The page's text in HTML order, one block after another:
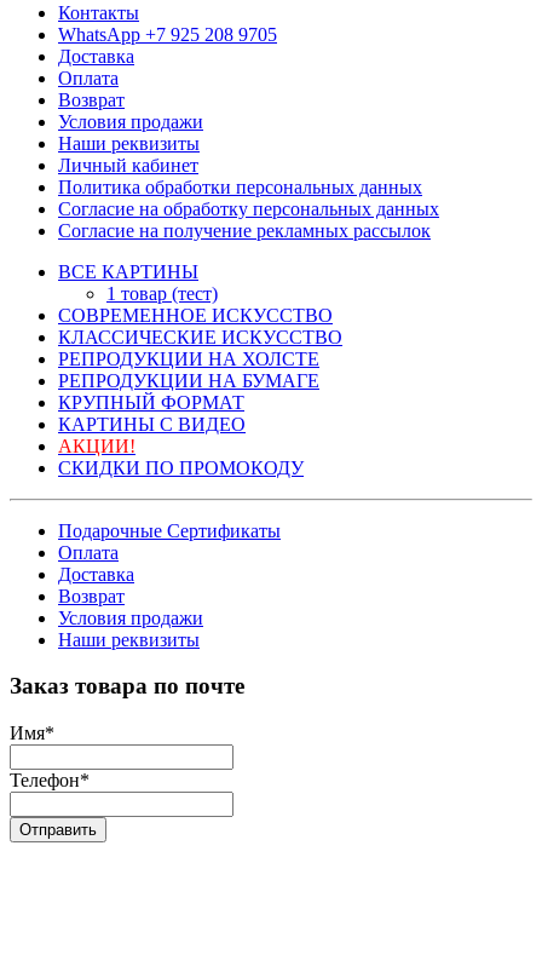
Контакты
WhatsApp +7 925 208 9705
Доставка
Оплата
Возврат
Условия продажи
Наши реквизиты
Личный кабинет
Политика обработки персональных данных
Согласие на обработку персональных данных
Согласие на получение рекламных рассылок
ВСЕ КАРТИНЫ
1 товар (тест)
СОВРЕМЕННОЕ ИСКУССТВО
КЛАССИЧЕСКИЕ ИСКУССТВО
РЕПРОДУКЦИИ НА ХОЛСТЕ
РЕПРОДУКЦИИ НА БУМАГЕ
КРУПНЫЙ ФОРМАТ
КАРТИНЫ С ВИДЕО
АКЦИИ!
СКИДКИ ПО ПРОМОКОДУ
Подарочные Сертификаты
Оплата
Доставка
Возврат
Условия продажи
Наши реквизиты
Заказ товара по почте
Имя*
Телефон*
Отправить